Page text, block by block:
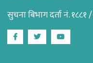
सुचना बिभाग दर्ता नं.
FacebookTwitterYoutube